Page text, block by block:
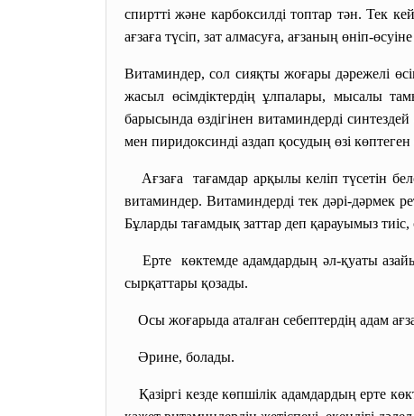
спиртті және карбоксилді топтар тән. Тек
ағзаға түсіп, зат алмасуға, ағзаның өніп-
Витаминдер, сол сияқты жоғары дәрежелі
жасыл өсімдіктердің ұлпалары, мысалы
барысында өздігінен витаминдерді
мен пиридоксинді аздап қосудың өзі
Ағзаға тағамдар арқылы келіп түсетін
витаминдер. Витаминдерді тек дәрі-дәрмек
Бұларды тағамдық заттар деп қарауымыз
Ерте көктемде адамдардың әл-қуаты
сырқаттары қозады.
Осы жоғарыда аталған себептердің адам
Әрине, болады.
Қазіргі кезде көпшілік адамдардың ерте